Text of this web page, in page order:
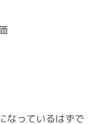
なっているはずで